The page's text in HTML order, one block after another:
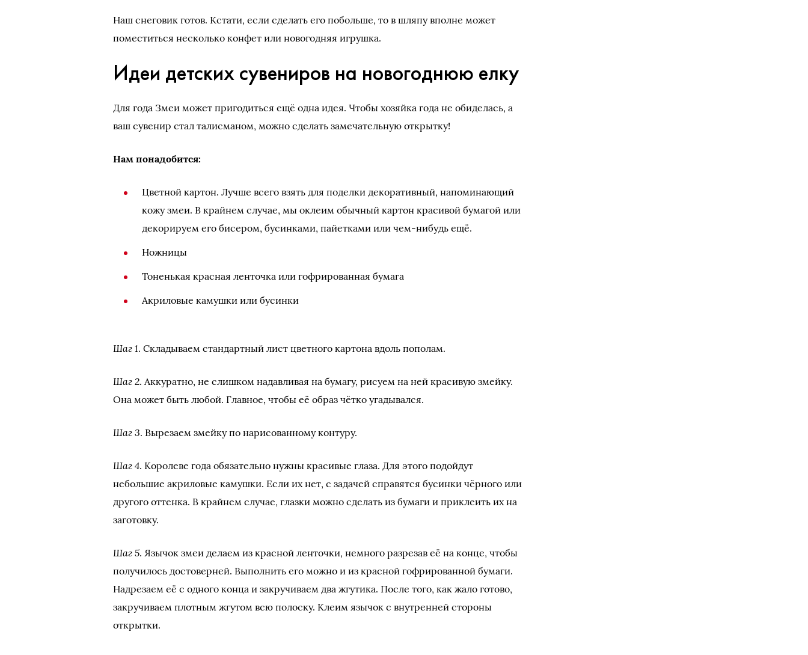
Наш снеговик готов. Кстати, если сделать его побольше, то в шляпу вполне может
поместиться несколько конфет или новогодняя игрушка.
Идеи детских сувениров на новогоднюю елку
Для года Змеи может пригодиться ещё одна идея. Чтобы хозяйка года не обиделась, а
ваш сувенир стал талисманом, можно сделать замечательную открытку!
Нам понадобится:
Цветной картон. Лучше всего взять для поделки декоративный, напоминающий
кожу змеи. В крайнем случае, мы оклеим обычный картон красивой бумагой или
декорируем его бисером, бусинками, пайетками или чем-нибудь ещё.
Ножницы
Тоненькая красная ленточка или гофрированная бумага
Акриловые камушки или бусинки
Шаг 1. Складываем стандартный лист цветного картона вдоль пополам.
Шаг 2. Аккуратно, не слишком надавливая на бумагу, рисуем на ней красивую змейку.
Она может быть любой. Главное, чтобы её образ чётко угадывался.
Шаг 3. Вырезаем змейку по нарисованному контуру.
Шаг 4. Королеве года обязательно нужны красивые глаза. Для этого подойдут
небольшие акриловые камушки. Если их нет, с задачей справятся бусинки чёрного или
другого оттенка. В крайнем случае, глазки можно сделать из бумаги и приклеить их на
заготовку.
Шаг 5. Язычок змеи делаем из красной ленточки, немного разрезав её на конце, чтобы
получилось достоверней. Выполнить его можно и из красной гофрированной бумаги.
Надрезаем её с одного конца и закручиваем два жгутика. После того, как жало готово,
закручиваем плотным жгутом всю полоску. Клеим язычок с внутренней стороны
открытки.